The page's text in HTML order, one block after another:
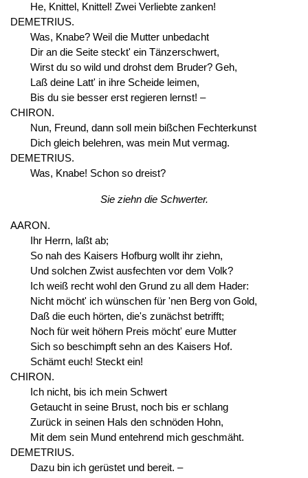
He, Knittel, Knittel! Zwei Verliebte zanken!
DEMETRIUS.
Was, Knabe? Weil die Mutter unbedacht
Dir an die Seite steckt' ein Tänzerschwert,
Wirst du so wild und drohst dem Bruder? Geh,
Laß deine Latt' in ihre Scheide leimen,
Bis du sie besser erst regieren lernst! –
CHIRON.
Nun, Freund, dann soll mein bißchen Fechterkunst
Dich gleich belehren, was mein Mut vermag.
DEMETRIUS.
Was, Knabe! Schon so dreist?
Sie ziehn die Schwerter.
AARON.
Ihr Herrn, laßt ab;
So nah des Kaisers Hofburg wollt ihr ziehn,
Und solchen Zwist ausfechten vor dem Volk?
Ich weiß recht wohl den Grund zu all dem Hader:
Nicht möcht' ich wünschen für 'nen Berg von Gold,
Daß die euch hörten, die's zunächst betrifft;
Noch für weit höhern Preis möcht' eure Mutter
Sich so beschimpft sehn an des Kaisers Hof.
Schämt euch! Steckt ein!
CHIRON.
Ich nicht, bis ich mein Schwert
Getaucht in seine Brust, noch bis er schlang
Zurück in seinen Hals den schnöden Hohn,
Mit dem sein Mund entehrend mich geschmäht.
DEMETRIUS.
Dazu bin ich gerüstet und bereit. –